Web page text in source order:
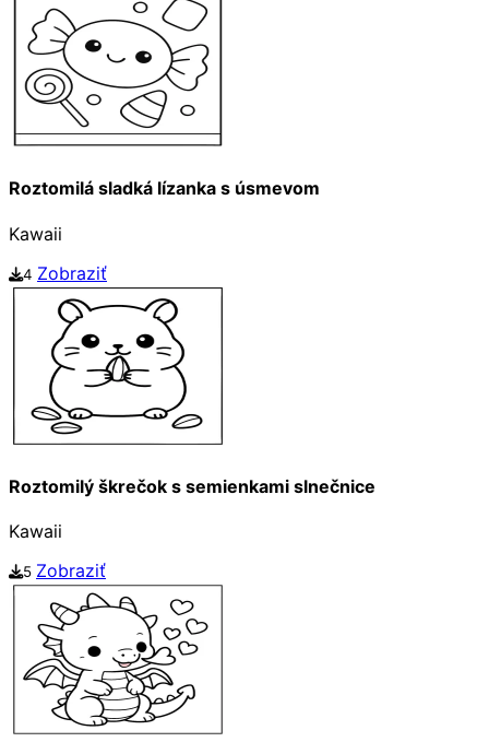
Roztomilá sladká lízanka s úsmevom
Kawaii
4 Zobraziť
Roztomilý škrečok s semienkami slnečnice
Kawaii
5 Zobraziť